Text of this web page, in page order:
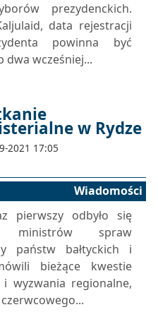
prezydenckich.
data rejestracji
powinna być
dwa wcześniej...
w Rydze
2021 17:05
Wiadomości
pierwszy odbyło się
ministrów spraw
państw bałtyckich i
bieżące kwestie
wyzwania regionalne,